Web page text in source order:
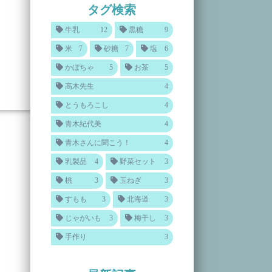
タグ検索
牛乳 12 黒糖 9
米 7 砂糖 7 塩 6
かぼちゃ 5 お茶 5
高木先生 4
とうもろこし 4
青木紀代美 4
青木さんに聞こう！ 4
乳製品 4 野菜セット 3
桃 3 玉ねぎ 3
すもも 3 北海道 3
じゃがいも 3 梅干し 3
手作り 3